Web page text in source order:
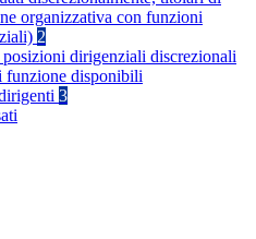
organizzativa con funzioni
2
dirigenziali discrezionali
funzione disponibili
3